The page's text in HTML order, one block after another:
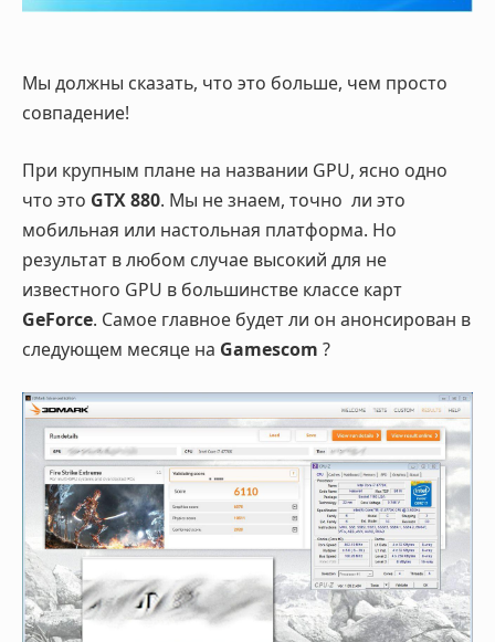
Мы должны сказать, что это больше, чем просто
совпадение!
При крупным плане на названии GPU, ясно одно
что это GTX 880. Мы не знаем, точно ли это
мобильная или настольная платформа. Но
результат в любом случае высокий для не
известного GPU в большинстве классе карт
GeForce. Самое главное будет ли он анонсирован в
следующем месяце на Gamescom ?